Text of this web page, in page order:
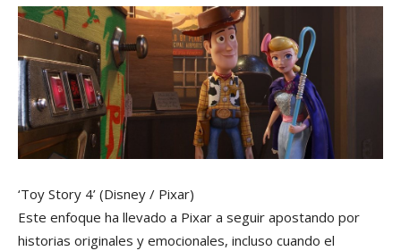
‘Toy Story 4’ (Disney / Pixar)
Este enfoque ha llevado a Pixar a seguir apostando por
historias originales y emocionales, incluso cuando el